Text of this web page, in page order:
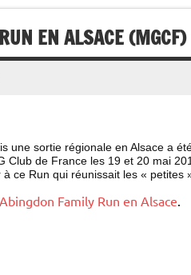
EN ALSACE (MGCF)
une sortie régionale en Alsace a
Club de France les 19 et 20 mai
ce Run qui réunissait les « petites
Family Run en Alsace.